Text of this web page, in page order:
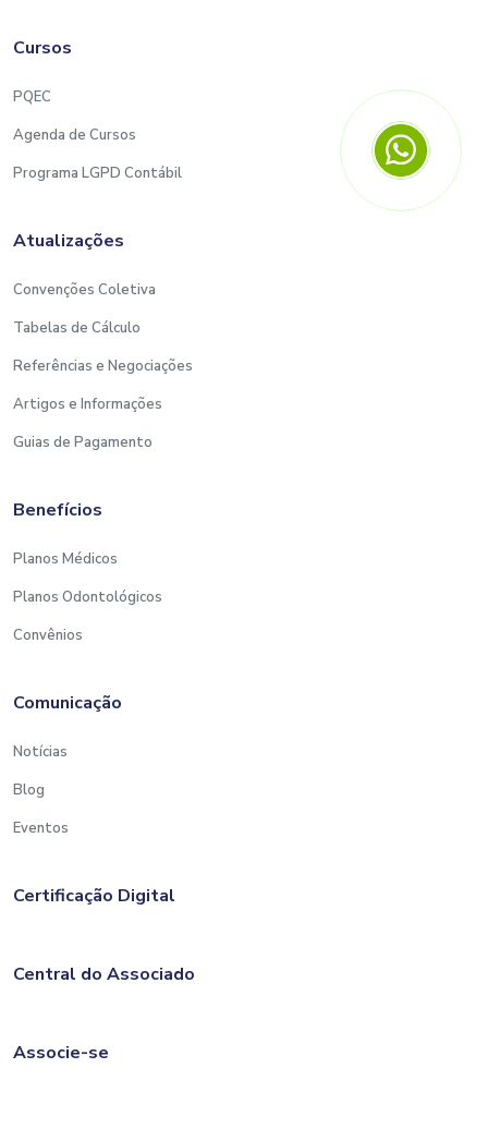
Cursos
PQEC
Agenda de Cursos
Programa LGPD Contábil
Atualizações
Convenções Coletiva
Tabelas de Cálculo
Referências e Negociações
Artigos e Informações
Guias de Pagamento
Benefícios
Planos Médicos
Planos Odontológicos
Convênios
Comunicação
Notícias
Blog
Eventos
Certificação Digital
Central do Associado
Associe-se